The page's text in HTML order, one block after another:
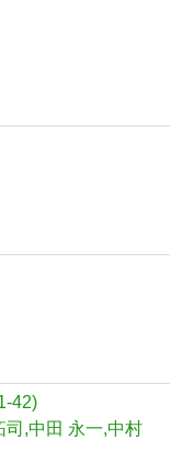
42)
司,中田 永一,中村